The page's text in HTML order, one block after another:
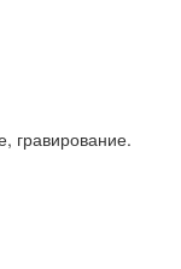
гравирование.